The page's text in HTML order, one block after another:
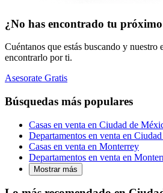
¿No has encontrado tu
Cuéntanos que estás buscando y nuestro
encontrarlo por ti.
Asesorate Gratis
Búsquedas más populares
Casas en venta en Ciudad de
Departamentos en venta en
Casas en venta en Monterrey
Departamentos en venta en
Mostrar más